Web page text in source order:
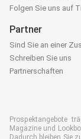
Folgen Sie uns auf
Partner
Sind Sie an einer
Schreiben Sie uns
Partnerschaften
Prospektangebote
Magazine und
Dadurch bleiben Sie